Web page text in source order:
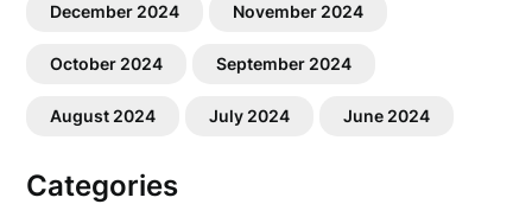
December 2024 November 2024
October 2024 September 2024
August 2024 July 2024 June 2024
Categories